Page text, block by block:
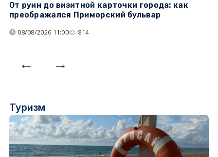
От руин до визитной карточки города: как
преображался Приморский бульвар
08/08/2026 11:00 814
Туризм